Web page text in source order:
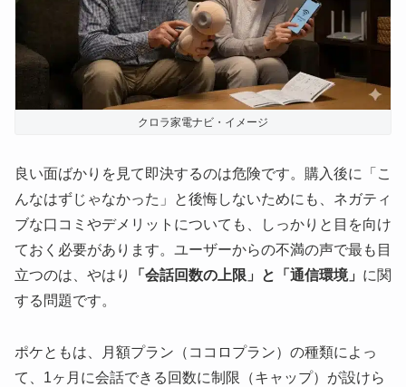
クロラ家電ナビ・イメージ
良い面ばかりを見て即決するのは危険です。購入後に「こ
んなはずじゃなかった」と後悔しないためにも、ネガティ
ブな口コミやデメリットについても、しっかりと目を向け
ておく必要があります。ユーザーからの不満の声で最も目
立つのは、やはり
「会話回数の上限」と「通信環境」 に関
する問題です。
ポケともは、月額プラン（ココロプラン）の種類によっ
て、1ヶ月に会話できる回数に制限（キャップ）が設けら